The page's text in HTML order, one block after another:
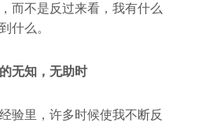
而不是反过来看，我有什么
什么。
无知，无助时
验里，许多时候使我不断反